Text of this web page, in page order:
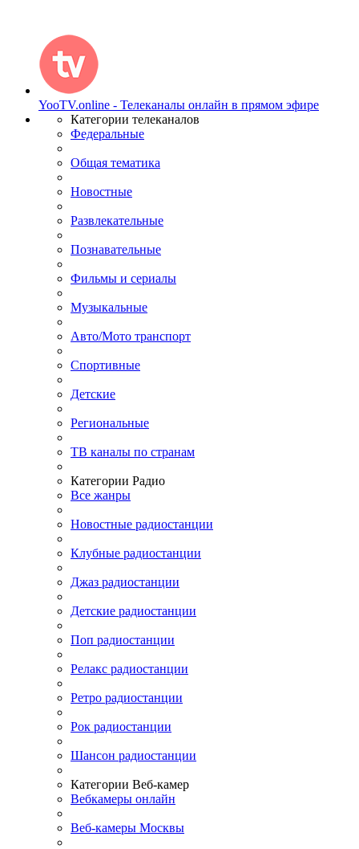
YooTV.online - Телеканалы онлайн в прямом эфире
Категории телеканалов
Федеральные
Общая тематика
Новостные
Развлекательные
Познавательные
Фильмы и сериалы
Музыкальные
Авто/Мото транспорт
Спортивные
Детские
Региональные
ТВ каналы по странам
Категории Радио
Все жанры
Новостные радиостанции
Клубные радиостанции
Джаз радиостанции
Детские радиостанции
Поп радиостанции
Релакс радиостанции
Ретро радиостанции
Рок радиостанции
Шансон радиостанции
Категории Веб-камер
Вебкамеры онлайн
Веб-камеры Москвы